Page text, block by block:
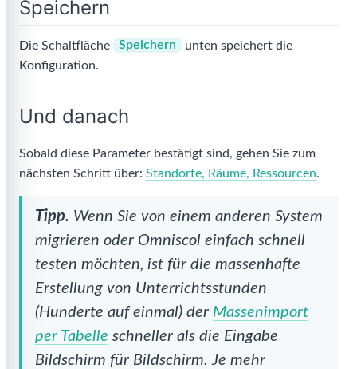
Speichern
Die Schaltfläche Speichern
unten speichert die
Konfiguration.
Und danach
Sobald diese Parameter bestätigt sind, gehen Sie zum
nächsten Schritt über: Standorte, Räume, Ressourcen.
Tipp. Wenn Sie von einem anderen System
migrieren oder Omniscol einfach schnell
testen möchten, ist für die massenhafte
Erstellung von Unterrichtsstunden
(Hunderte auf einmal) der Massenimport
per Tabelle schneller als die Eingabe
Bildschirm für Bildschirm. Je mehr